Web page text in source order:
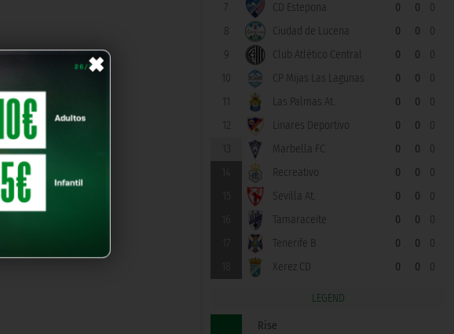
×
7
CD Estepona 0 0
0
8
Ciudad de Lucena 0 0
0
9
Club Atlético Central 0 0
0
10
CP Mijas Las Lagunas 0 0
0
11
Las Palmas At. 0 0
0
12
Linares Deportivo 0 0
0
13
Marbella FC 0 0
0
Recreativo 0 0
0
Sevilla At. 0 0
0
Tamaraceite 0 0
0
Tenerife B 0 0
0
Xerez CD 0 0 0
LEGEND
Rise